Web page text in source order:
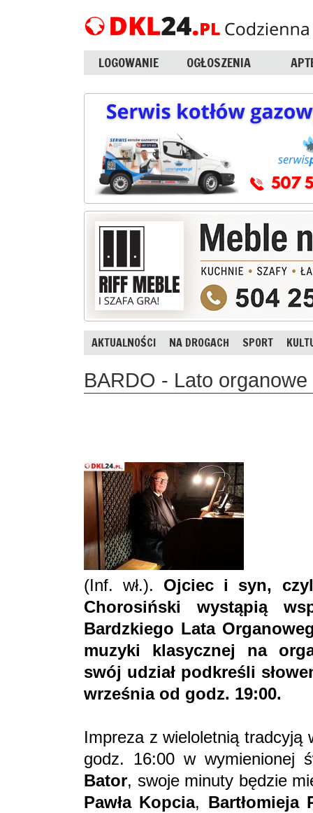
LOGOWANIE OGŁOSZENIA
AKTUALNOŚCI NA DROGACH SPORT
BARDO - Lato
(Inf. wł.). Ojciec i syn,
Chorosiński wystąpią
Bardzkiego Lata
muzyki klasycznej na
swój udział podkreśli
września od godz. 19:00.
Impreza z wieloletnią
godz. 16:00 w wymienionej
Bator, swoje minuty będzie
Pawła Kopcia, Bartłomieja